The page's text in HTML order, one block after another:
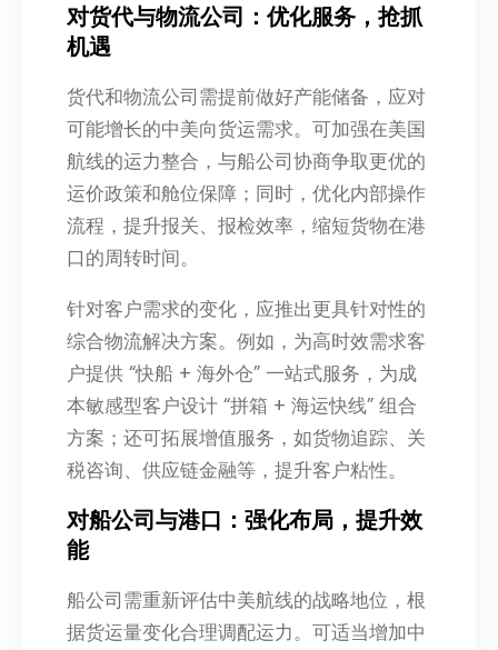
对货代与物流公司：优化服务，抢抓
机遇
货代和物流公司需提前做好产能储备，应对
可能增长的中美向货运需求。可加强在美国
航线的运力整合，与船公司协商争取更优的
运价政策和舱位保障；同时，优化内部操作
流程，提升报关、报检效率，缩短货物在港
口的周转时间。
针对客户需求的变化，应推出更具针对性的
综合物流解决方案。例如，为高时效需求客
户提供 “快船 + 海外仓” 一站式服务，为成
本敏感型客户设计 “拼箱 + 海运快线” 组合
方案；还可拓展增值服务，如货物追踪、关
税咨询、供应链金融等，提升客户粘性。
对船公司与港口：强化布局，提升效
能
船公司需重新评估中美航线的战略地位，根
据货运量变化合理调配运力。可适当增加中